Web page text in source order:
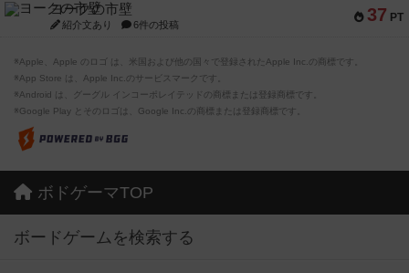
37 PT
ヨークの市壁
紹介文あり 6件の投稿
※Apple、Apple のロゴ は、米国および他の国々で登録されたApple Inc.の商標です。
※App Store は、Apple Inc.のサービスマークです。
※Android は、グーグル インコーポレイテッドの商標または登録商標です。
※Google Play とそのロゴは、Google Inc.の商標または登録商標です。
ボドゲーマTOP
ボードゲームを検索する